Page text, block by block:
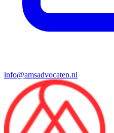
info@amsadvocaten.nl